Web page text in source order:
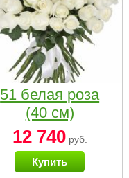
51 белая роза
(40 см)
12 740руб.
Купить